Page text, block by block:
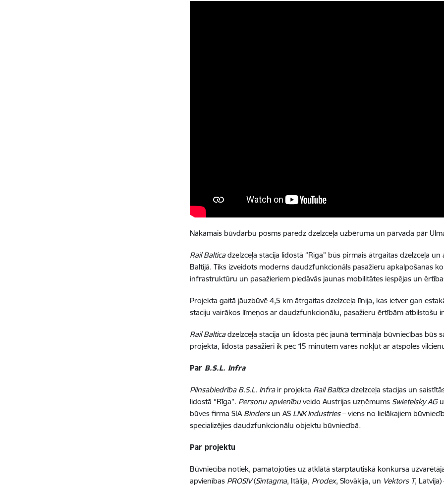
Nākamais būvdarbu posms paredz dzelzceļa uzbēruma un pārvada pār
Rail Balticadzelzceļa stacija lidostā “Rīga” būs pirmais ātrgaitas dzelzceļa
Baltijā. Tiks izveidots moderns daudzfunkcionāls pasažieru apkalpošanas
infrastruktūru un pasažieriem piedāvās jaunas mobilitātes iespējas un
Projekta gaitā jāuzbūvē 4,5 km ātrgaitas dzelzceļa līnija, kas ietver gan
staciju vairākos līmeņos ar daudzfunkcionālu, pasažieru ērtībām atbilstošu
Rail Balticadzelzceļa stacija un lidosta pēc jaunā termināļa būvniecības būs
projekta, lidostā pasažieri ik pēc 15 minūtēm varēs nokļūt ar atspoles
Par B.S.L. Infra
Pilnsabiedrība B.S.L. Infra ir projekta Rail Balticadzelzceļa stacijas un
lidostā “Rīga”. Personu apvienību veido Austrijas uzņēmums Swietelsky AG
būves firma SIA Bindersun AS LNK Industries– viens no lielākajiem
specializējies daudzfunkcionālu objektu būvniecībā.
Par projektu
Būvniecība notiek, pamatojoties uz atklātā starptautiskā konkursa
apvienības PROSIV(Sintagma, Itālija, Prodex, Slovākija, un Vektors T,